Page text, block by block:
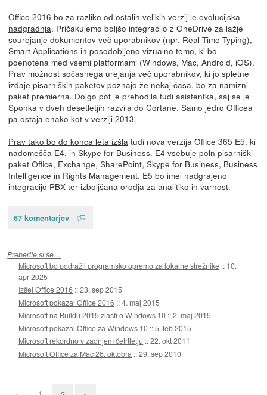
Office 2016 bo za razliko od ostalih velikih verzij le evolucijska
nadgradnja. Pričakujemo boljšo integracijo z OneDrive za lažje
sourejanje dokumentov več uporabnikov (npr. Real Time Typing),
Smart Applications in posodobljeno vizualno temo, ki bo
poenotena med vsemi platformami (Windows, Mac, Android, iOS).
Prav možnost sočasnega urejanja več uporabnikov, ki jo spletne
izdaje pisarniških paketov poznajo že nekaj časa, bo za namizni
paket premierna. Dolgo pot je prehodila tudi asistentka, saj se je
Sponka v dveh desetletjih razvila do Cortane. Samo jedro Officea
pa ostaja enako kot v verziji 2013.
Prav tako bo do konca leta izšla tudi nova verzija Office 365 E5, ki
nadomešča E4, in Skype for Business. E4 vsebuje poln pisarniški
paket Office, Exchange, SharePoint, Skype for Business, Business
Intelligence in Rights Management. E5 bo imel nadgrajeno
integracijo PBXter izboljšana orodja za analitiko in varnost.
67 komentarjev
Preberite si še…
Microsoft bo podražil programsko opremo za lokalne strežnike :: 10.
apr 2025
Izšel Office 2016 ::23. sep 2015
Microsoft pokazal Office 2016 ::4. maj 2015
Microsoft na Buildu 2015 zlasti o Windows 10 ::2. maj 2015
Microsoft pokazal Office za Windows 10 ::5. feb 2015
Microsoft rekordno v zadnjem četrtletju ::22. okt 2011
Microsoft Office za Mac 26. oktobra ::29. sep 2010